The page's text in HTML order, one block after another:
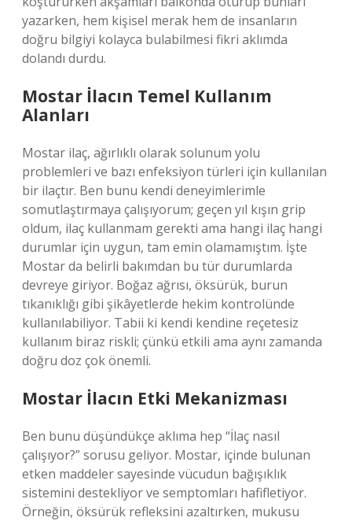
yazarken, hem kişisel merak hem de insanların
doğru bilgiyi kolayca bulabilmesi fikri aklımda
dolandı durdu.
Mostar İlacın Temel Kullanım
Alanları
Mostar ilaç, ağırlıklı olarak solunum yolu
problemleri ve bazı enfeksiyon türleri için kullanılan
bir ilaçtır. Ben bunu kendi deneyimlerimle
somutlaştırmaya çalışıyorum; geçen yıl kışın grip
oldum, ilaç kullanmam gerekti ama hangi ilaç hangi
durumlar için uygun, tam emin olamamıştım. İşte
Mostar da belirli bakımdan bu tür durumlarda
devreye giriyor. Boğaz ağrısı, öksürük, burun
tıkanıklığı gibi şikâyetlerde hekim kontrolünde
kullanılabiliyor. Tabii ki kendi kendine reçetesiz
kullanım biraz riskli; çünkü etkili ama aynı zamanda
doğru doz çok önemli.
Mostar İlacın Etki Mekanizması
Ben bunu düşündükçe aklıma hep “İlaç nasıl
çalışıyor?” sorusu geliyor. Mostar, içinde bulunan
etken maddeler sayesinde vücudun bağışıklık
sistemini destekliyor ve semptomları hafifletiyor.
Örneğin, öksürük refleksini azaltırken, mukusu